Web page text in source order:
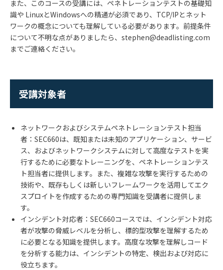
また、このコースの受講には、ペネトレーションテストの基礎知
識や LinuxとWindowsへの精通が必須であり、TCP/IPとネット
ワークの概念についても理解している必要があります。前提条件
について不明な点がありましたら、stephen@deadlisting.com
までご連絡ください。
受講対象者
ネットワークおよびシステムペネトレーションテスト担当
者：SEC660は、既知または未知のアプリケーション、サービ
ス、およびネットワークシステムに対して高度なテストを実
行するために必要なトレーニングを、ペネトレーションテス
ト担当者に提供します。また、複雑な攻撃を実行するための
技術や、既存もしくは新しいフレームワークを活用してエク
スプロイトを作成するための専門知識を受講者に提供しま
す。
インシデント対応者：SEC660コースでは、インシデント対応
者が攻撃の脅威レベルを分析し、標的型攻撃を理解するため
に必要となる知識を提供します。高度な攻撃を理解しコード
を分析する能力は、インシデントの特定、検出および対応に
役立ちます。